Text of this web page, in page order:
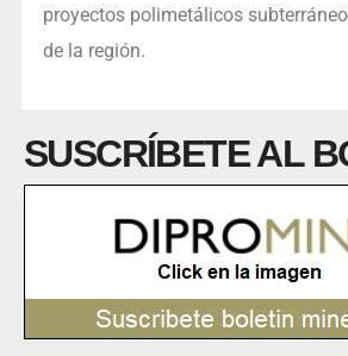
proyectos polimetálicos
de la región.
SUSCRÍBETE AL